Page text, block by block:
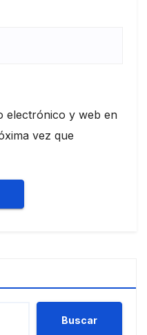
electrónico y web en
vez que
Buscar